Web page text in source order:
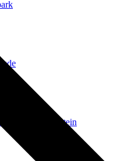
in Königstein